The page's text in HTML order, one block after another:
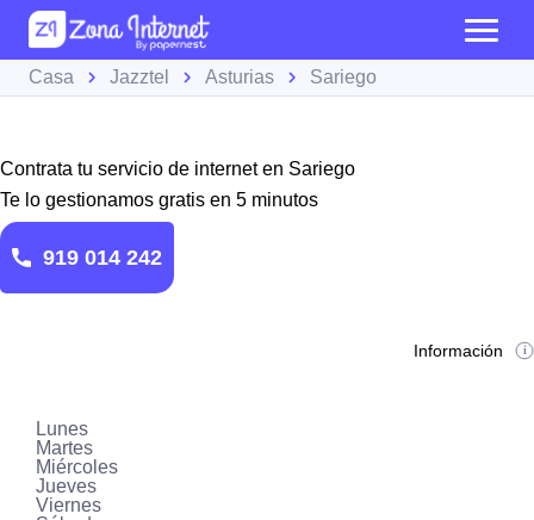
Casa Jazztel Asturias Sariego
Contrata tu servicio de internet en Sariego
Te lo gestionamos gratis en 5 minutos
919 014 242
Información
Lunes
Martes
Miércoles
Jueves
Viernes